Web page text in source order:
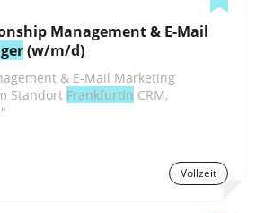
Management & E-Mail
(w/m/d)
Standort FrankfurtIn CRM,
Vollzeit